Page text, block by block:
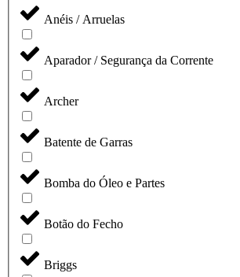
Anéis / Arruelas
Aparador / Segurança da Corrente
Archer
Batente de Garras
Bomba do Óleo e Partes
Botão do Fecho
Briggs